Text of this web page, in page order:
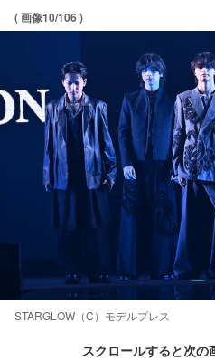
( 画像10/106 )
STARGLOW（C）モデルプレス
スクロールすると次の